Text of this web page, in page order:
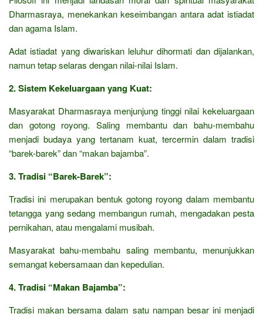
Dharmasraya, menekankan keseimbangan antara adat istiadat
dan agama Islam.
Adat istiadat yang diwariskan leluhur dihormati dan dijalankan,
namun tetap selaras dengan nilai-nilai Islam.
2. Sistem Kekeluargaan yang Kuat:
Masyarakat Dharmasraya menjunjung tinggi nilai kekeluargaan
dan gotong royong. Saling membantu dan bahu-membahu
menjadi budaya yang tertanam kuat, tercermin dalam tradisi
“barek-barek” dan “makan bajamba”.
3. Tradisi “Barek-Barek”:
Tradisi ini merupakan bentuk gotong royong dalam membantu
tetangga yang sedang membangun rumah, mengadakan pesta
pernikahan, atau mengalami musibah.
Masyarakat bahu-membahu saling membantu, menunjukkan
semangat kebersamaan dan kepedulian.
4. Tradisi “Makan Bajamba”:
Tradisi makan bersama dalam satu nampan besar ini menjadi